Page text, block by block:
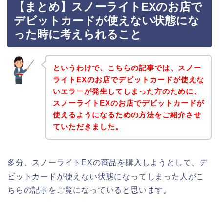
【まとめ】スノーライトEXのお店で
デビットカードが使えない状態にな
った時に考えられること
というわけで、こちらの記事では、スノー
ライトEXのお店でデビットカードが使えな
いエラーが発生してしまった方のために、
スノーライトEXのお店でデビットカードが
使えるようになるための方法をご紹介させ
ていただきました。
多分、スノーライトEXの商品を購入しようとして、デ
ビットカードが使えない状態になってしまった人がこ
ちらの記事をご覧になっていると思います。